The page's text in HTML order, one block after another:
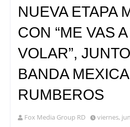
NUEVA ETAPA
CON “ME VAS
VOLAR”,
BANDA
RUMBEROS
Fox Media Group RD viernes,